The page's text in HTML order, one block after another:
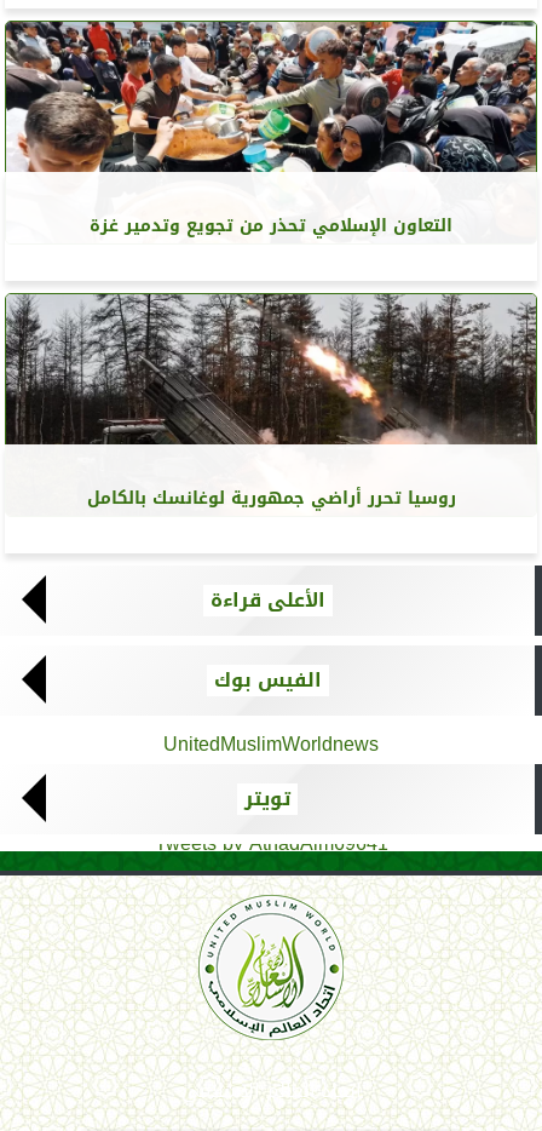
التعاون الإسلامي تحذر من تجويع وتدمير غزة
روسيا تحرر أراضي جمهورية لوغانسك بالكامل
الأعلى قراءة
الفيس بوك
UnitedMuslimWorldnews
تويتر
Tweets by AthadAlm69641
اتحاد العالم الإسلامي